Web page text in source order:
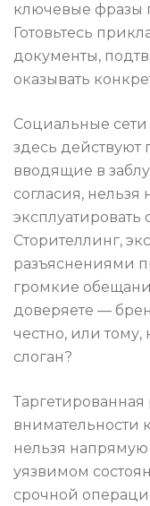
ключевые фразы
Готовьтесь
документы,
оказывать
Социальные сети
здесь действуют
вводящие в
согласия, нельзя
эксплуатировать
Сторителлинг,
разъяснениями
громкие
доверяете —
честно, или тому,
слоган?
Таргетированная
внимательности
нельзя напрямую
уязвимом
срочной